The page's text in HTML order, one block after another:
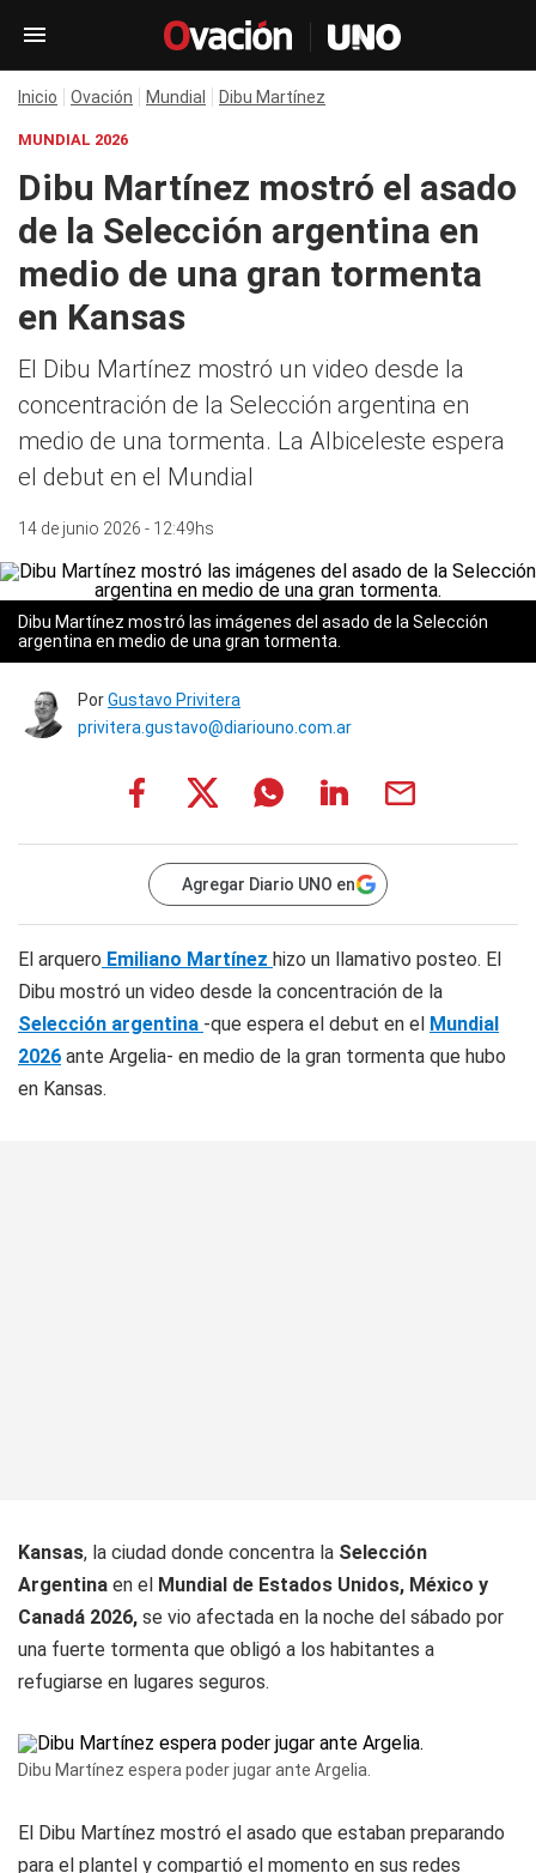
Inicio Ovación Mundial Dibu Martínez
MUNDIAL 2026
Dibu Martínez mostró el asado
de la Selección argentina en
medio de una gran tormenta
en Kansas
El Dibu Martínez mostró un video desde la
concentración de la Selección argentina en
medio de una tormenta. La Albiceleste espera
el debut en el Mundial
14 de junio 2026 - 12:49hs
Dibu Martínez mostró las imágenes del asado de la Selección
argentina en medio de una gran tormenta.
PorGustavo Privitera
privitera.gustavo@diariouno.com.ar
Agregar Diario UNO en
El arquero Emiliano Martínez hizo un llamativo posteo. El
Dibu mostró un video desde la concentración de la
Selección argentina -que espera el debut en el Mundial
2026 ante Argelia- en medio de la gran tormenta que hubo
en Kansas.
Kansas, la ciudad donde concentra la Selección
Argentina en el Mundial de Estados Unidos, México y
Canadá 2026, se vio afectada en la noche del sábado por
una fuerte tormenta que obligó a los habitantes a
refugiarse en lugares seguros.
Dibu Martínez espera poder jugar ante Argelia.
El Dibu Martínez mostró el asado que estaban preparando
para el plantel y compartió el momento en sus redes